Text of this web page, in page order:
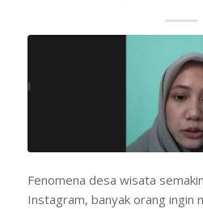
Fenomena desa wisata
Instagram, banyak orang ingin